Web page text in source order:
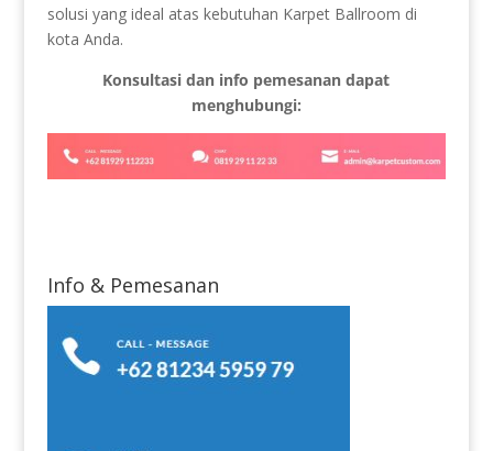
solusi yang ideal atas kebutuhan Karpet Ballroom di
kota Anda.
Konsultasi dan info pemesanan dapat
menghubungi:
Info & Pemesanan